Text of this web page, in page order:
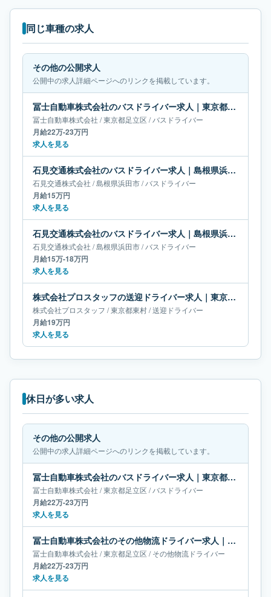
同じ車種の求人
その他の公開求人
公開中の求人詳細ページへのリンクを掲載しています。
冨士自動車株式会社のバスドライバー求人｜東京都足立区｜月給22万-23万円
冨士自動車株式会社 /東京都足立区 /バスドライバー
月給22万-23万円
求人を見る
石見交通株式会社のバスドライバー求人｜島根県浜田市｜月給15万円
石見交通株式会社 /島根県浜田市/バスドライバー
月給15万円
求人を見る
石見交通株式会社のバスドライバー求人｜島根県浜田市｜月給15万-18万円
石見交通株式会社 /島根県浜田市/バスドライバー
月給15万-18万円
求人を見る
株式会社プロスタッフの送迎ドライバー求人｜東京都東村｜月給19万円
株式会社プロスタッフ /東京都東村/送迎ドライバー
月給19万円
求人を見る
休日が多い求人
その他の公開求人
公開中の求人詳細ページへのリンクを掲載しています。
冨士自動車株式会社のバスドライバー求人｜東京都足立区｜月給22万-23万円
冨士自動車株式会社 /東京都足立区 /バスドライバー
月給22万-23万円
求人を見る
冨士自動車株式会社のその他物流ドライバー求人｜東京都足立区｜月給22万-23万円
冨士自動車株式会社 /東京都足立区 /その他物流ドライバー
月給22万-23万円
求人を見る